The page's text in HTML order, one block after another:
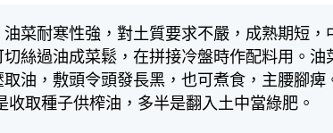
菜耐寒性強，對土質要求不嚴，成熟期短
絲過油成菜鬆，在拼接冷盤時作配料用。
油，敷頭令頭發長黑，也可煮食，主腰腳
取種子供榨油，多半是翻入土中當綠肥。